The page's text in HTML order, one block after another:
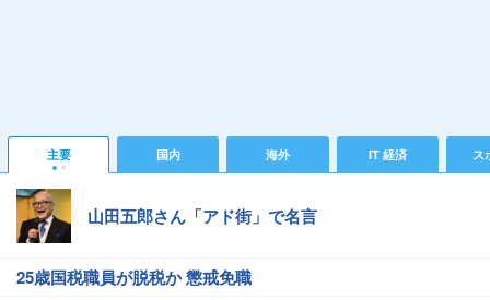
主要 国内 海外 IT 経済 ス
山田五郎さん「アド街」で名言
25歳国税職員が脱税か 懲戒免職